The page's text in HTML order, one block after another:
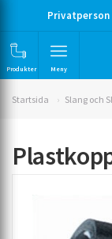
Privatperson
Produkter Meny
Startsida Slang och